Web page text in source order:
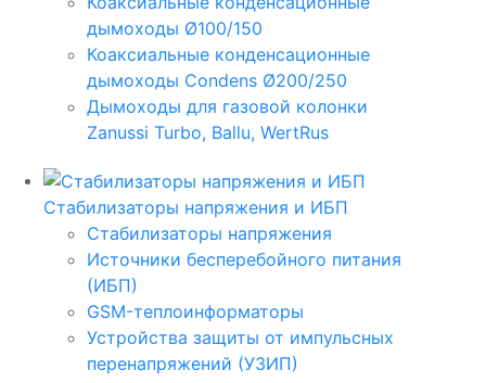
дымоходы Ø100/150
Коаксиальные конденсационные
дымоходы Condens Ø200/250
Дымоходы для газовой колонки
Zanussi Turbo, Ballu, WertRus
Стабилизаторы напряжения и ИБП
Стабилизаторы напряжения
Источники бесперебойного питания
(ИБП)
GSM-теплоинформаторы
Устройства защиты от импульсных
перенапряжений (УЗИП)